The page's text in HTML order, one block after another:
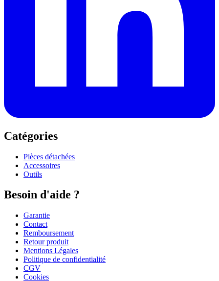
Catégories
Pièces détachées
Accessoires
Outils
Besoin d'aide ?
Garantie
Contact
Remboursement
Retour produit
Mentions Légales
Politique de confidentialité
CGV
Cookies